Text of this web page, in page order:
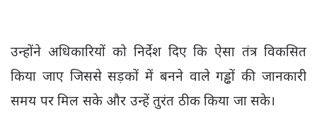
उन्होंने अधिकारियों को निर्देश दिए कि ऐसा तंत्र विकसित
किया जाए जिससे सड़कों में बनने वाले गड्ढों की जानकारी
समय पर मिल सके और उन्हें तुरंत ठीक किया जा सके।